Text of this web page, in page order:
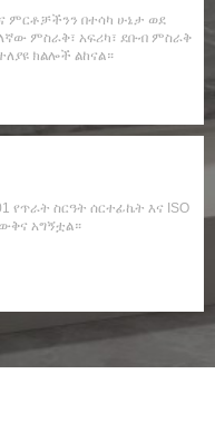
ምርቶቻችንን በተሳካ ሁኔታ ወደ
ምስራቅ፣ አፍሪካ፣ ደቡብ ምስራቅ
ክልሎች ልከናል።
የጥራት ስርዓት ሰርተፊኬት እና ISO
አግኝቷል።